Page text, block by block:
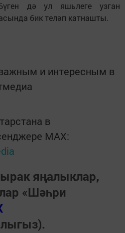
дә ул яшьлеге узган
бик теләп катнашты.
и интересным в
в
MАХ:
яңалыклар,
«Шәһри